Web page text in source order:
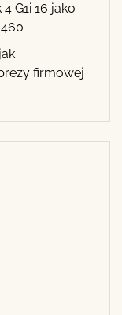
G1i 16 jako
firmowej